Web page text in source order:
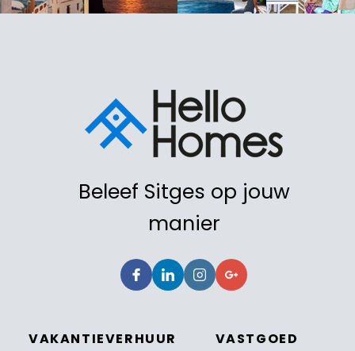
Beleef Sitges op jouw
manier
VAKANTIEVERHUUR
VASTGOED